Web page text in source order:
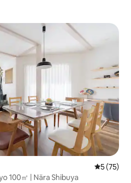
5 av 5 i
5 (75)
100㎡ | Nära Shibuya